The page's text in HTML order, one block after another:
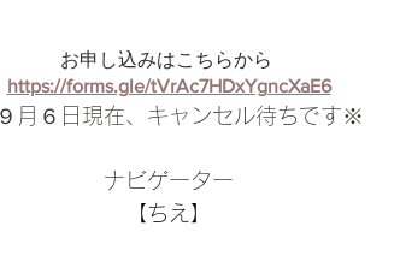
お申し込みはこちらから
https://forms.gle/tVrAc7HDxYgncXaE6
月６日現在、キャンセル待ちです※
ナビゲーター
【ちえ】